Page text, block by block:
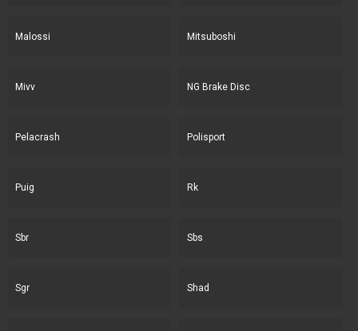
Malossi Mitsuboshi
Mivv NG Brake Disc
Pelacrash Polisport
Puig Rk
Sbr Sbs
Sgr Shad